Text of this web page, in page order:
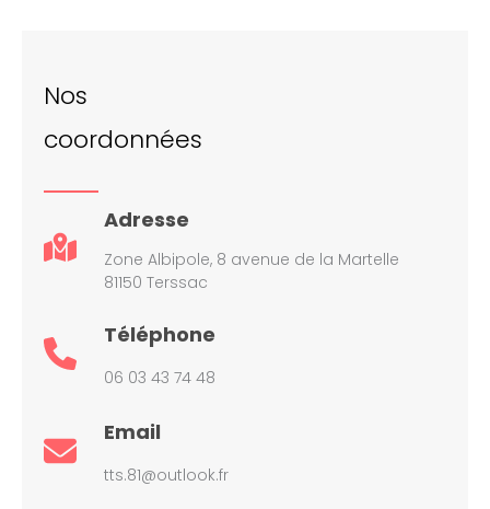
Nos
coordonnées
Adresse
Zone Albipole, 8 avenue de la Martelle
81150 Terssac
Téléphone
06 03 43 74 48
Email
tts.81@outlook.fr